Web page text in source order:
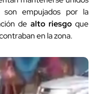
son empujados por la
de alto riesgoque
en la zona.